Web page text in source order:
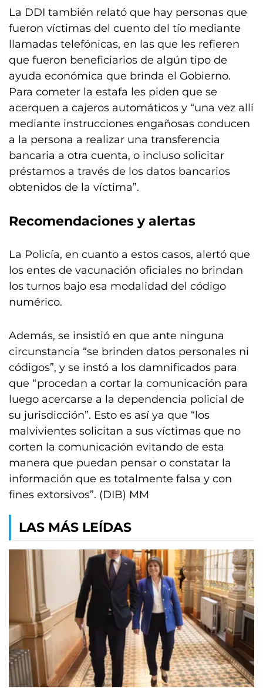
La DDI también relató que hay personas que
fueron víctimas del cuento del tío mediante
llamadas telefónicas, en las que les refieren
que fueron beneficiarios de algún tipo de
ayuda económica que brinda el Gobierno.
Para cometer la estafa les piden que se
acerquen a cajeros automáticos y “una vez allí
mediante instrucciones engañosas conducen
a la persona a realizar una transferencia
bancaria a otra cuenta, o incluso solicitar
préstamos a través de los datos bancarios
obtenidos de la víctima”.
Recomendaciones y alertas
La Policía, en cuanto a estos casos, alertó que
los entes de vacunación oficiales no brindan
los turnos bajo esa modalidad del código
numérico.
Además, se insistió en que ante ninguna
circunstancia “se brinden datos personales ni
códigos”, y se instó a los damnificados para
que “procedan a cortar la comunicación para
luego acercarse a la dependencia policial de
su jurisdicción”. Esto es así ya que “los
malvivientes solicitan a sus víctimas que no
corten la comunicación evitando de esta
manera que puedan pensar o constatar la
información que es totalmente falsa y con
fines extorsivos”. (DIB) MM
LAS MÁS LEÍDAS